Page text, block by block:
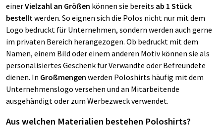
einerVielzahl an Größen können sie bereits ab 1 Stück
bestellt werden. So eignen sich die Polos nicht nur mit dem
Logo bedruckt für Unternehmen, sondern werden auch gerne
im privaten Bereich herangezogen. Ob bedruckt mit dem
Namen, einem Bild oder einem anderen Motiv können sie als
personalisiertes Geschenk für Verwandte oder Befreundete
dienen. In Großmengen werden Poloshirts häufig mit dem
Unternehmenslogo versehen und an Mitarbeitende
ausgehändigt oder zum Werbezweck verwendet.
Aus welchen Materialien bestehen Poloshirts?